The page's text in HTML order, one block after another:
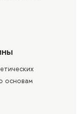
основам